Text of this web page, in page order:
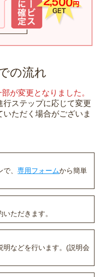
の流れ
が変更となりました。
ステップに応じて変更
ただく場合がございま
で、専用フォームから簡単
ただきます。
明などを行います。(説明会